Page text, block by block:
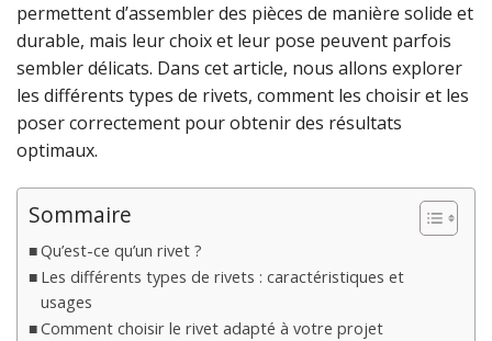
permettent d’assembler des pièces de manière solide et
durable, mais leur choix et leur pose peuvent parfois
sembler délicats. Dans cet article, nous allons explorer
les différents types de rivets, comment les choisir et les
poser correctement pour obtenir des résultats
optimaux.
Sommaire
Qu’est-ce qu’un rivet ?
Les différents types de rivets : caractéristiques et
usages
Comment choisir le rivet adapté à votre projet